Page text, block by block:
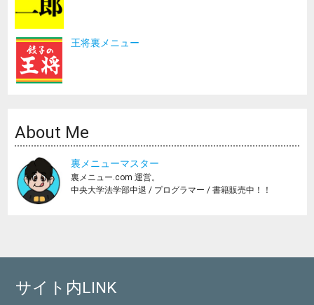
王将裏メニュー
About Me
裏メニューマスター
裏メニュー.com 運営。
中央大学法学部中退 / プログラマー / 書籍販売中！！
サイト内LINK